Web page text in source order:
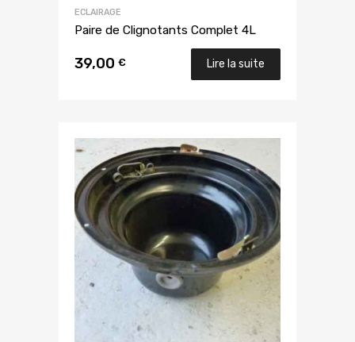
ECLAIRAGE
Paire de Clignotants Complet 4L
39,00 € Lire la suite